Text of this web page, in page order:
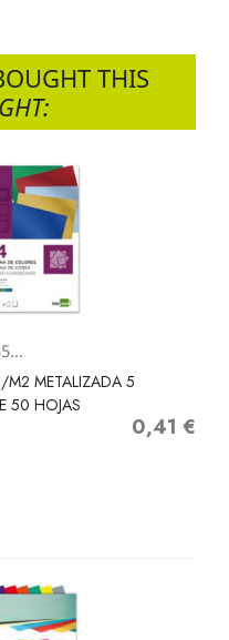
THIS
M2 METALIZADA 5
50 HOJAS
Precio
0,41 €